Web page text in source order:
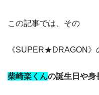
この記事では、その
《SUPER★DRAGON》
柴崎楽くんの誕生日や身